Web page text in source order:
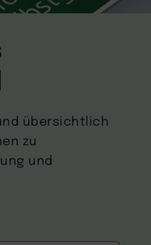
übersichtlich
zu
und